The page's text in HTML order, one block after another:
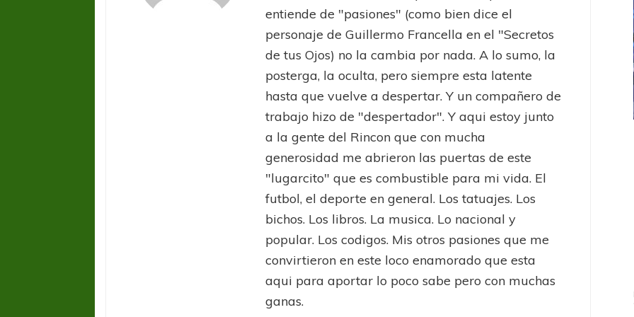
entiende de "pasiones" (como bien dice el
personaje de Guillermo Francella en el "Secretos
de tus Ojos) no la cambia por nada. A lo sumo, la
posterga, la oculta, pero siempre esta latente
hasta que vuelve a despertar. Y un compañero de
trabajo hizo de "despertador". Y aqui estoy junto
a la gente del Rincon que con mucha
generosidad me abrieron las puertas de este
"lugarcito" que es combustible para mi vida. El
futbol, el deporte en general. Los tatuajes. Los
bichos. Los libros. La musica. Lo nacional y
popular. Los codigos. Mis otros pasiones que me
convirtieron en este loco enamorado que esta
aqui para aportar lo poco sabe pero con muchas
ganas.
COPA SUDAMERICANA LANÚS
Sur Defendido
UEFA CHAMPIONS LEAGUE
PSG celebró el bicampeonato